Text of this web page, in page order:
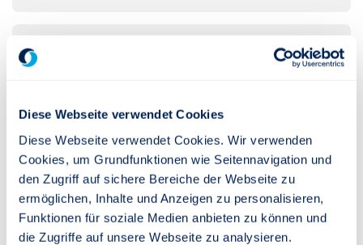
Diese Webseite verwendet Cookies
Diese Webseite verwendet Cookies. Wir verwenden
Cookies, um Grundfunktionen wie Seitennavigation und
den Zugriff auf sichere Bereiche der Webseite zu
ermöglichen, Inhalte und Anzeigen zu personalisieren,
Funktionen für soziale Medien anbieten zu können und
die Zugriffe auf unsere Webseite zu analysieren.
PDF
SFDR regelmäßiges Dokument
PDF